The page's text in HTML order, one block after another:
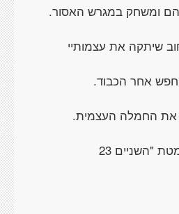
ומשחק במגרש האסור.
שיתקה את עצמותיי
אחר הכבוד.
את החמלה העצמית.
"השניים 23